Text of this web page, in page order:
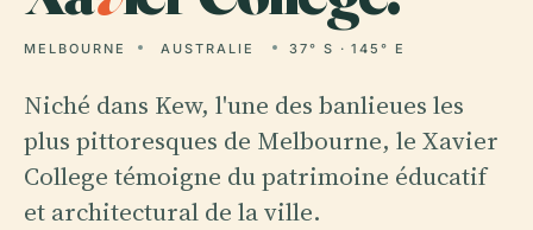
MELBOURNE AUSTRALIE 37° S · 145° E
Niché dans Kew, l'une des banlieues les
plus pittoresques de Melbourne, le Xavier
College témoigne du patrimoine éducatif
et architectural de la ville.